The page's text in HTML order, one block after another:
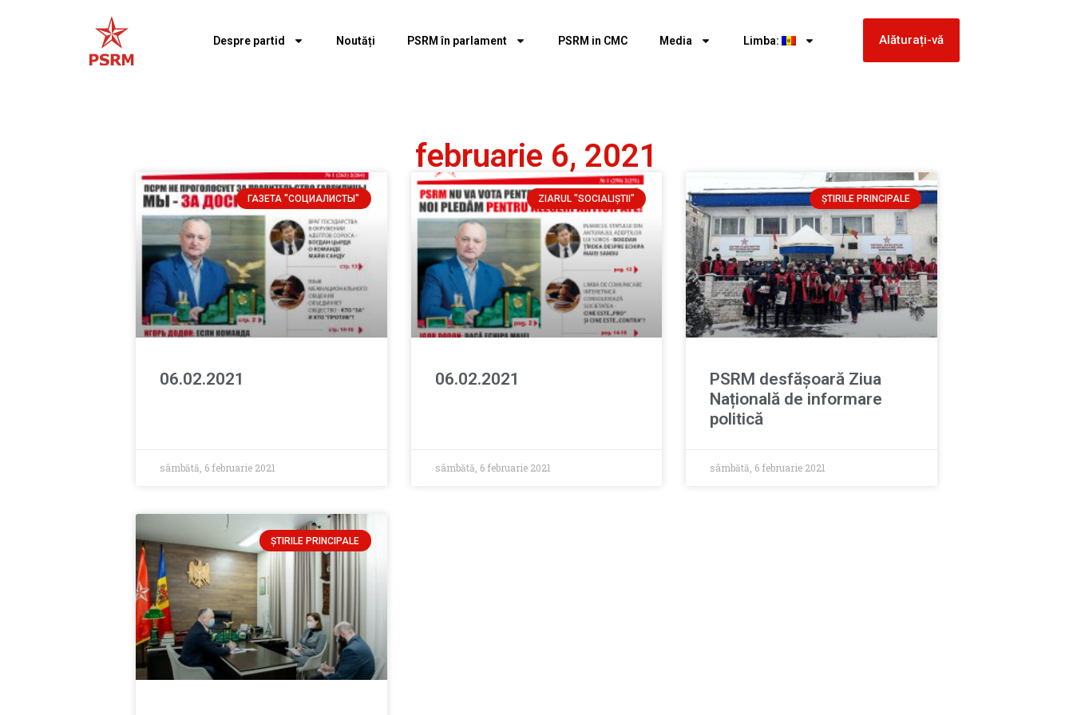
Despre partid Noutăți PSRM în parlament PSRM in CMC Media Limba: Alăturați-vă
februarie 6, 2021
ГАЗЕТА "СОЦИАЛИСТЫ"
06.02.2021
sâmbătă, 6 februarie 2021
ZIARUL "SOCIALIŞTII"
06.02.2021
sâmbătă, 6 februarie 2021
ȘTIRILE PRINCIPALE
PSRM desfășoară Ziua
Națională de informare
politică
sâmbătă, 6 februarie 2021
ȘTIRILE PRINCIPALE